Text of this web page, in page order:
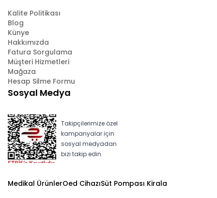
Kalite Politikası
Blog
Künye
Hakkımızda
Fatura Sorgulama
Müşteri Hizmetleri
Mağaza
Hesap Silme Formu
Sosyal Medya
Takipçilerimize özel
kampanyalar için
sosyal medyadan
bizi takip edin.
Medikal ÜrünlerOed CihazıSüt Pompası Kirala